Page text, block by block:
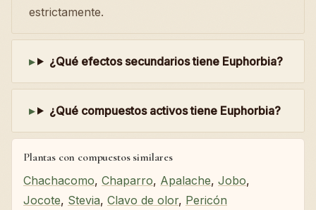
estrictamente.
¿Qué efectos secundarios tiene Euphorbia?
¿Qué compuestos activos tiene Euphorbia?
Plantas con compuestos similares
Chachacomo, Chaparro, Apalache, Jobo,
Jocote, Stevia, Clavo de olor, Pericón